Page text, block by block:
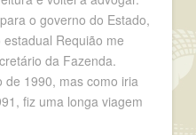
o governo do Estado,
Requião me
da Fazenda.
1990, mas como iria
fiz uma longa viagem